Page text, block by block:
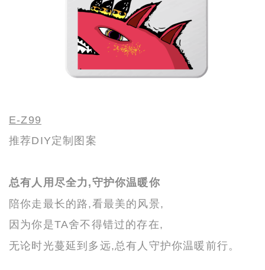
E-Z99
推荐DIY定制图案
总有人用尽全力,守护你温暖你
陪你走最长的路,看最美的风景,
因 为你是TA舍不得错过的存在,
无论时光蔓延到多远,总有人 守护你温暖前行。